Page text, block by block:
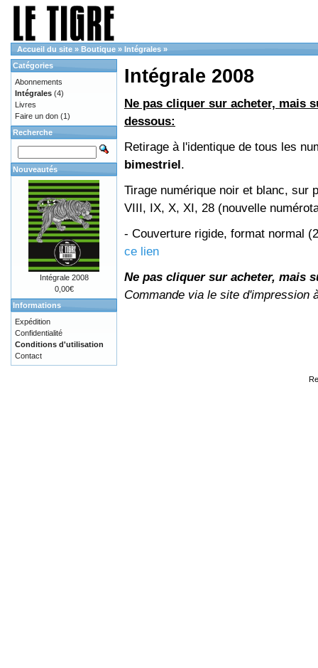
Accueil du site » Boutique » Intégrales »
Intégrale 2008
Ne pas cliquer sur acheter, mais
dessous:
Retirage à l'identique de tous les
bimestriel.
Tirage numérique noir et blanc, sur
VIII, IX, X, XI, 28 (nouvelle
- Couverture rigide, format normal
ce lien
Ne pas cliquer sur acheter, mais
Commande via le site d'impression
Catégories
Abonnements
Intégrales (4)
Livres
Faire un don (1)
Recherche
Nouveautés
Intégrale 2008
0,00€
Informations
Expédition
Confidentialité
Conditions d'utilisation
Contact